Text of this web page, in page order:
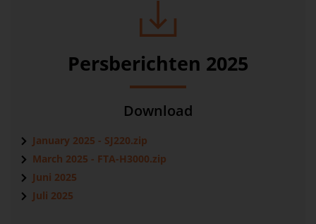
Persberichten 2025
Download
January 2025 - SJ220.zip
March 2025 - FTA-H3000.zip
Juni 2025
Juli 2025